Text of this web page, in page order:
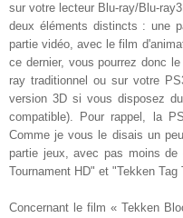
sur votre lecteur Blu-ray/Blu-
deux éléments distincts : une
partie vidéo, avec le film
ce dernier, vous pourrez donc
ray traditionnel ou sur votre
version 3D si vous disposez
compatible). Pour rappel, la
Comme je vous le disais un
partie jeux, avec pas moins de
Tournament HD" et "Tekken Tag
Concernant le film « Tekken